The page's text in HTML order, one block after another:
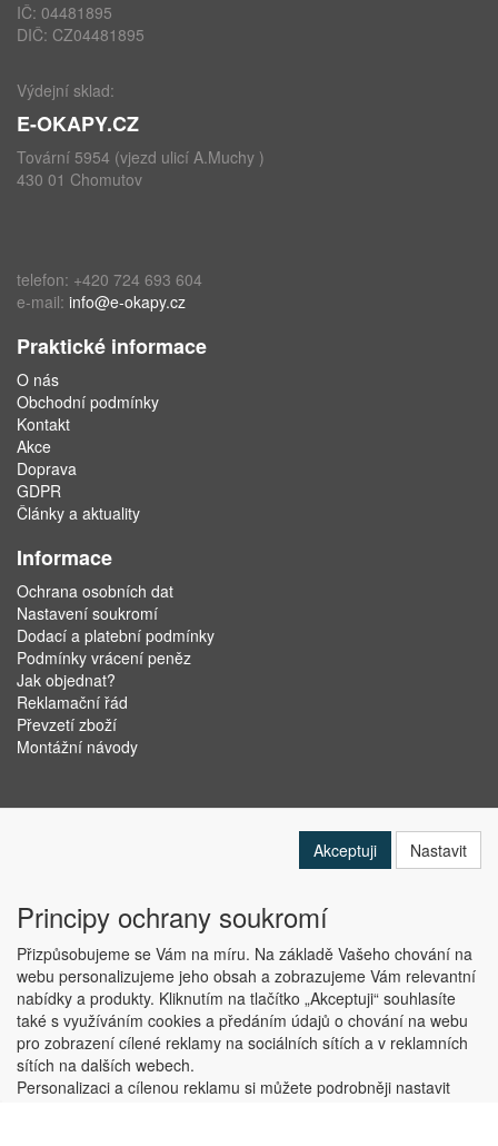
IČ: 04481895
DIČ: CZ04481895
Výdejní sklad:
E-OKAPY.CZ
Tovární 5954 (vjezd ulicí A.Muchy )
430 01 Chomutov
telefon: +420 724 693 604
e-mail: info@e-okapy.cz
Praktické informace
O nás
Obchodní podmínky
Kontakt
Akce
Doprava
GDPR
Články a aktuality
Informace
Ochrana osobních dat
Nastavení soukromí
Dodací a platební podmínky
Podmínky vrácení peněz
Jak objednat?
Reklamační řád
Převzetí zboží
Montážní návody
Copyright © ABRA Software a.s. 2019
Akceptuji Nastavit
Principy ochrany soukromí
Přizpůsobujeme se Vám na míru. Na základě Vašeho chování na
webu personalizujeme jeho obsah a zobrazujeme Vám relevantní
nabídky a produkty. Kliknutím na tlačítko „Akceptuji“ souhlasíte
také s využíváním cookies a předáním údajů o chování na webu
pro zobrazení cílené reklamy na sociálních sítích a v reklamních
sítích na dalších webech.
Personalizaci a cílenou reklamu si můžete podrobněji nastavit